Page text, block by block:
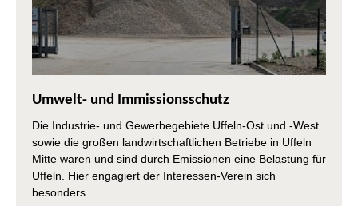
Umwelt- und Immissionsschutz
Die Industrie- und Gewerbegebiete Uffeln-Ost und -West
sowie die großen landwirtschaftlichen Betriebe in Uffeln
Mitte waren und sind durch Emissionen eine Belastung für
Uffeln. Hier engagiert der Interessen-Verein sich
besonders.